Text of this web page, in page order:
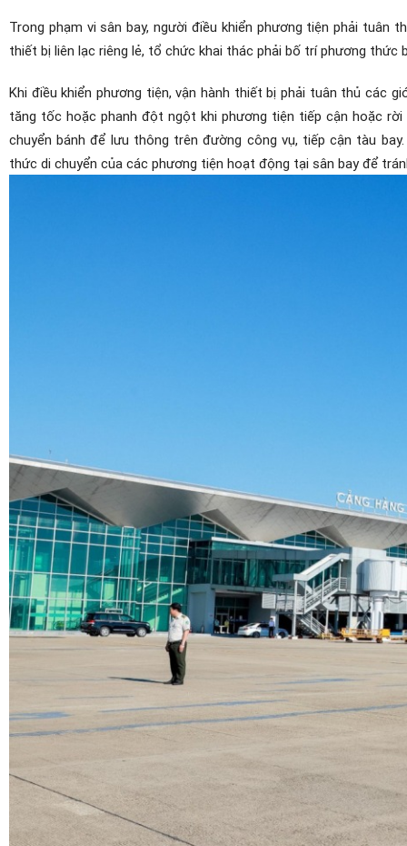
Trong phạm vi sân bay, người điều khiển phương tiện phải tuân
thiết bị liên lạc riêng lẻ, tổ chức khai thác phải bố trí phương
Khi điều khiển phương tiện, vận hành thiết bị phải tuân thủ các
tăng tốc hoặc phanh đột ngột khi phương tiện tiếp cận hoặc
chuyển bánh để lưu thông trên đường công vụ, tiếp cận tàu
thức di chuyển của các phương tiện hoạt động tại sân bay để